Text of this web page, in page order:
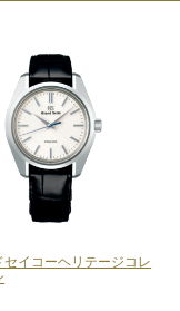
セイコーヘリテージコレ